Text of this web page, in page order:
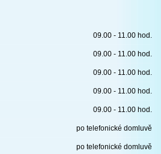
09.00 - 11.00 hod.
09.00 - 11.00 hod.
09.00 - 11.00 hod.
09.00 - 11.00 hod.
09.00 - 11.00 hod.
po telefonické domluvě
po telefonické domluvě